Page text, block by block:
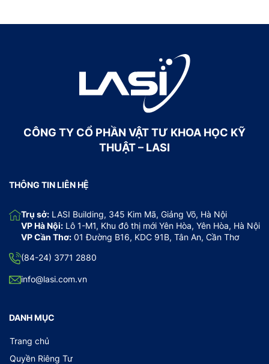
CÔNG TY CỔ PHẦN VẬT TƯ KHOA HỌC KỸ
THUẬT – LASI
THÔNG TIN LIÊN HỆ
Trụ sở: LASI Building, 345 Kim Mã, Giảng Võ, Hà Nội
VP Hà Nội: Lô 1-M1, Khu đô thị mới Yên Hòa, Yên Hòa, Hà Nội
VP Cần Thơ: 01 Đường B16, KDC 91B, Tân An, Cần Thơ
(84-24) 3771 2880
info@lasi.com.vn
DANH MỤC
Trang chủ
Quyền Riêng Tư